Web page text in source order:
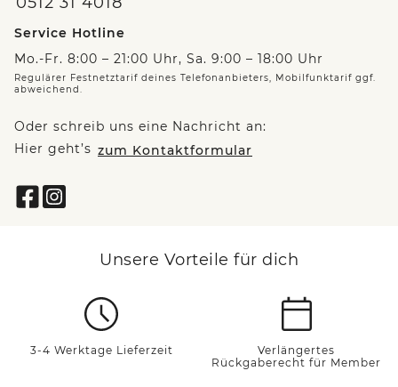
Service Hotline
Mo.-Fr. 8:00 – 21:00 Uhr, Sa. 9:00 – 18:00 Uhr
Regulärer Festnetztarif deines Telefonanbieters, Mobilfunktarif ggf.
abweichend.
Oder schreib uns eine Nachricht an:
Hier geht’s zum Kontaktformular
Unsere Vorteile für dich
3-4 Werktage Lieferzeit
Verlängertes
Rückgaberecht für Member